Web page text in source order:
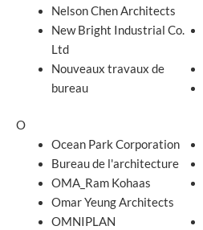
Nelson Chen Architects
New Bright Industrial Co.
Ltd
Nouveaux travaux de
bureau
O
Ocean Park Corporation
Bureau de l'architecture
OMA_Ram Kohaas
Omar Yeung Architects
OMNIPLAN